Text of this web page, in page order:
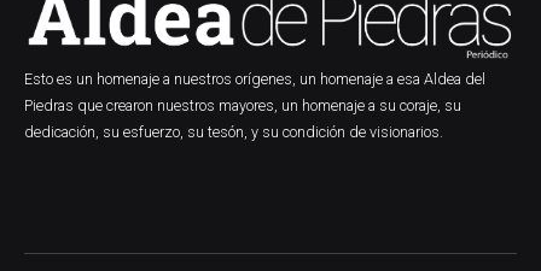
Esto es un homenaje a nuestros orígenes, un homenaje a esa Aldea del
Piedras que crearon nuestros mayores, un homenaje a su coraje, su
dedicación, su esfuerzo, su tesón, y su condición de visionarios.